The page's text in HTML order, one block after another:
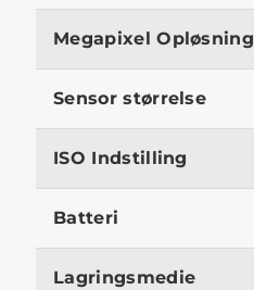
Megapixel Opløsning
Sensor størrelse
ISO Indstilling
Batteri
Lagringsmedie